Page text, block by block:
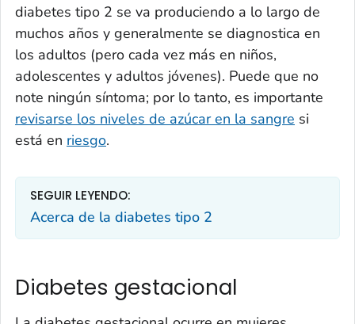
diabetes tipo 2 se va produciendo a lo largo de
muchos años y generalmente se diagnostica en
los adultos (pero cada vez más en niños,
adolescentes y adultos jóvenes). Puede que no
note ningún síntoma; por lo tanto, es importante
revisarse los niveles de azúcar en la sangre si
está en riesgo.
SEGUIR LEYENDO:
Acerca de la diabetes tipo 2
Diabetes gestacional